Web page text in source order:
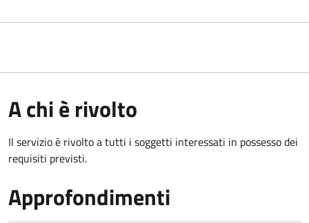
A chi è rivolto
Il servizio è rivolto a tutti i soggetti interessati in possesso dei
requisiti previsti.
Approfondimenti